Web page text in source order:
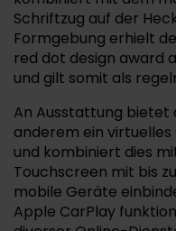
Schriftzug auf der
Formgebung erhielt
red dot design award
und gilt somit als
An Ausstattung bietet
anderem ein virtuelles
und kombiniert dies
Touchscreen mit bis
mobile Geräte
Apple CarPlay